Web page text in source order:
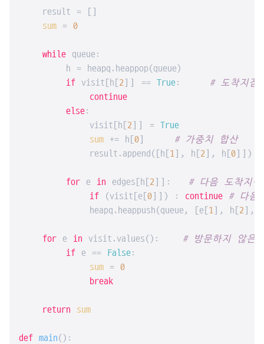
    result = []
sum = 0
while queue:
        h = heapq.heappop(queue)
if visit[h[2]] == True: # 도착지점
continue
else:
            visit[h[
2]] = True
sum += h[0] # 가중치 합산
            result.append([h[
1], h[2], h[0]])
for e in edges[h[2]]: # 다음 도착지점
if (visit[e[0]]) : continue
# 다음
            heapq.heappush(queue, [e[
1], h[2],
for e in visit.values(): # 방문하지 않은
if e == False:
sum = 0
break
return sum
def main():